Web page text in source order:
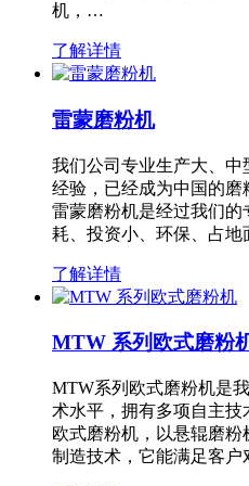
机，…
了解详情
雷蒙磨粉机
我们公司专业生产大、中
经验，已经成为中国的磨
雷蒙磨粉机是经过我们
耗、投资小、环保、占
了解详情
MTW 系列欧式磨粉
MTW系列欧式磨粉机是
术水平，拥有多项自主
欧式磨粉机，以悬辊磨粉
制造技术，它能满足客